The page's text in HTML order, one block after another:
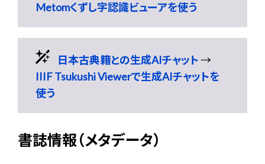
Metomくずし字認識ビューアを使う
日本古典籍との生成AIチャット→
IIIF Tsukushi Viewerで生成AIチャットを
使う
書誌情報（メタデータ）